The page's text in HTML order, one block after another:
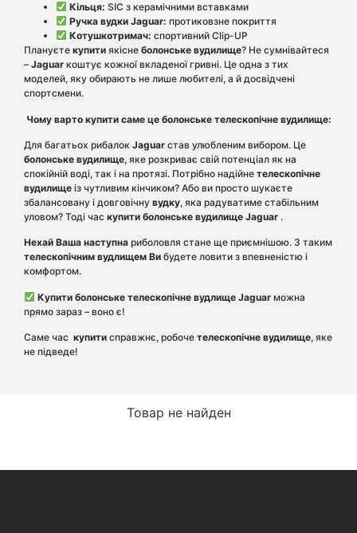
Кільця: SIC з керамічними вставками
Ручка вудки Jaguar: протиковзне покриття
Котушкотримач: спортивний Clip-UP
Плануєте купити якісне болонське вудилище? Не сумнівайтеся
– Jaguar коштує кожної вкладеної гривні. Це одна з тих
моделей, яку обирають не лише любителі, а й досвідчені
спортсмени.
Чому варто купити саме це болонське телескопічне вудилище:
Для багатьох рибалок Jaguar став улюбленим вибором. Це
болонське вудилище, яке розкриває свій потенціал як на
спокійній воді, так і на протязі. Потрібно надійне телескопічне
вудилище із чутливим кінчиком? Або ви просто шукаєте
збалансовану і довговічну вудку, яка радуватиме стабільним
уловом? Тоді час купити болонське вудилище Jaguar .
Нехай Ваша наступна риболовля стане ще приємнішою. ​​З таким
телескопічним вудлищем Ви будете ловити з впевненістю і
комфортом.
Купити болонське телескопічне вудлище Jaguarможна
прямо зараз – воно є!
Саме час купити справжнє, робоче телескопічне вудилище, яке
не підведе!
Товар не найден